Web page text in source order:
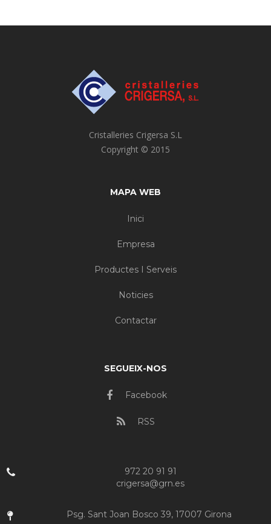
Cristalleries Crigersa S.L
Copyright © 2015
MAPA WEB
Inici
Empresa
Productes I Serveis
Noticies
Contactar
SEGUEIX-NOS
Facebook
RSS
972 20 91 91
crigersa@grn.es
Psg. Sant Joan Bosco 39, 17007 Girona